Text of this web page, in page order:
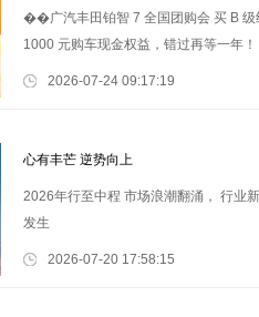
��广汽丰田铂智 7 全国团购会 买 B 级
1000 元购车现金权益，错过再等一年！
2026-07-24 09:17:19
心有丰芒 逆势向上
2026年行至中程 市场浪潮翻涌， 行业
发生
2026-07-20 17:58:15